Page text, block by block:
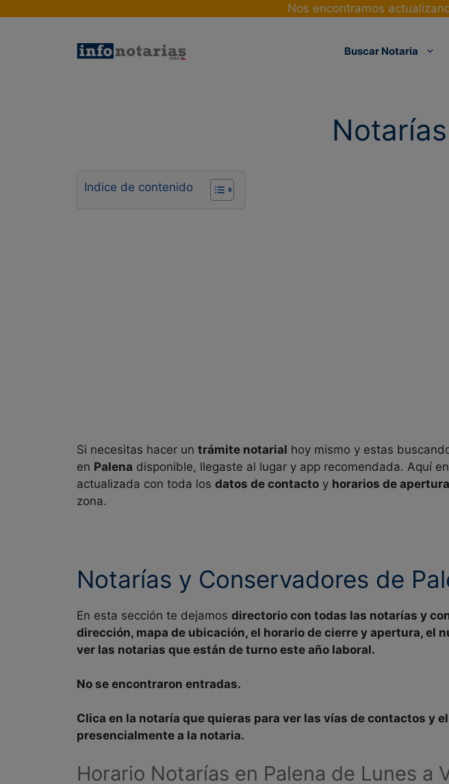
Nos encontramos
Buscar Notaria
Indice de contenido
Si necesitas hacer un trámite notarial hoy mismo y estas
en Palena disponible, llegaste al lugar y app recomendada. Aquí
actualizada con toda los datos de contacto y horarios de apertura
zona.
Notarías y Conservadores de
En esta sección te dejamos directorio con todas las notarías y
dirección, mapa de ubicación, el horario de cierre y apertura, el
ver las notarias que están de turno este año laboral.
No se encontraron entradas.
Clica en la notaría que quieras para ver las vías de contactos y
presencialmente a la notaria.
Horario Notarías en Palena de Lunes a